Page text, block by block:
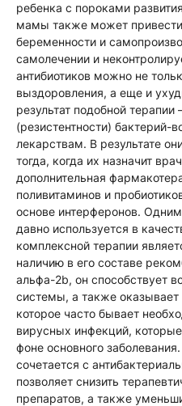
ребенка с пороками
мамы также может
беременности и
самолечении и
антибиотиков можно не
выздоровления, а еще и
результат подобной
(резистентности) бактерий-
лекарствам. В результате
тогда, когда их назначит
дополнительная
поливитаминов и
основе интерферонов.
давно используется в
комплексной терапии
наличию в его составе
альфа-2b, он способствует
системы, а также оказывает
которое часто бывает
вирусных инфекций,
фоне основного
сочетается с
позволяет снизить
препаратов, а также